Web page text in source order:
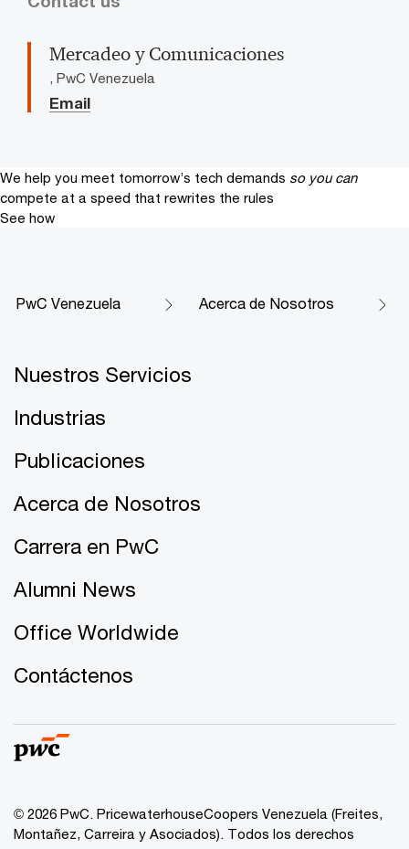
Mercadeo y Comunicaciones
, PwC Venezuela
Email
We help you meet tomorrow’s tech demands so you can
compete at a speed that rewrites the rules
See how
PwC Venezuela Acerca de Nosotros
Nuestros Servicios
Industrias
Publicaciones
Acerca de Nosotros
Carrera en PwC
Alumni News
Office Worldwide
Contáctenos
© 2026 PwC. PricewaterhouseCoopers Venezuela (Freites,
Montañez, Carreira y Asociados). Todos los derechos